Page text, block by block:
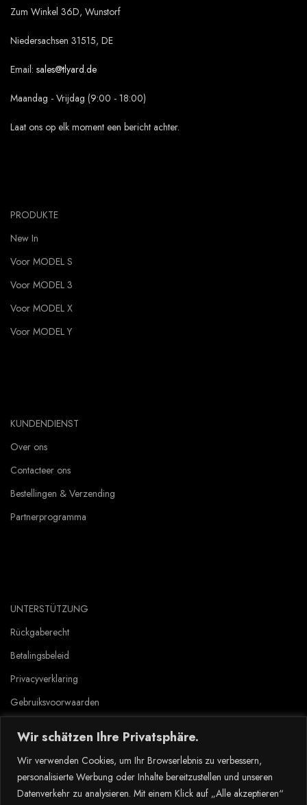
Wir schätzen Ihre Privatsphäre.
Wir verwenden Cookies, um Ihr Browserlebnis zu verbessern,
personalisierte Werbung oder Inhalte bereitzustellen und unseren
Datenverkehr zu analysieren. Mit einem Klick auf „Alle akzeptieren“
Zum Winkel 36D, Wunstorf
Niedersachsen 31515, DE
Email: sales@tlyard.de
Maandag - Vrijdag (9:00 - 18:00)
Laat ons op elk moment een bericht achter.
PRODUKTE
New In
Voor MODEL S
Voor MODEL 3
Voor MODEL X
Voor MODEL Y
KUNDENDIENST
Over ons
Contacteer ons
Bestellingen & Verzending
Partnerprogramma
UNTERSTÜTZUNG
Rückgaberecht
Betalingsbeleid
Privacyverklaring
Gebruiksvoorwaarden
Copyright © 2023 Tlyard de. all rights reserved.